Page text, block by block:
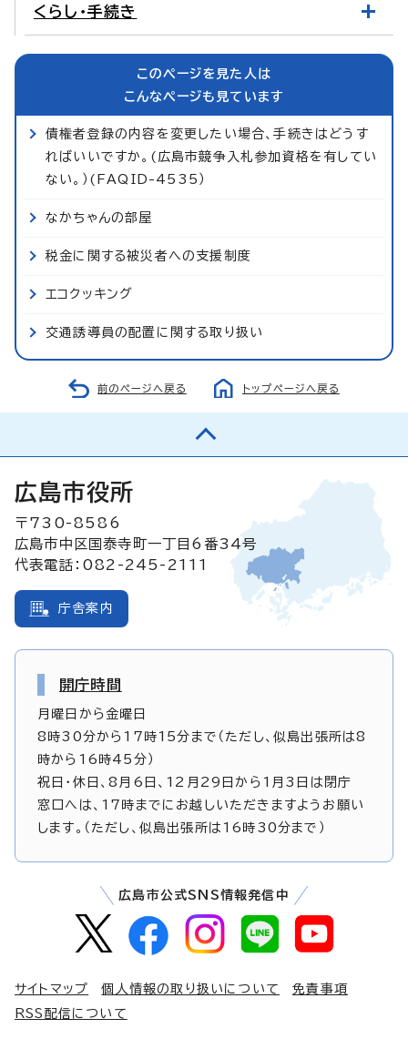
くらし・手続き
このページを見た人は
こんなページも見ています
債権者登録の内容を変更したい場合、手続きはどうす
ればいいですか。(広島市競争入札参加資格を有してい
ない。）(FAQID-4535）
なかちゃんの部屋
税金に関する被災者への支援制度
エコクッキング
交通誘導員の配置に関する取り扱い
前のページへ戻る トップページへ戻る
広島市役所
〒730-8586
広島市中区国泰寺町一丁目6番34号
代表電話：082-245-2111
庁舎案内
開庁時間
月曜日から金曜日
8時30分から17時15分まで（ただし、似島出張所は8
時から16時45分）
祝日・休日、8月6日、12月29日から1月3日は閉庁
窓口へは、17時までにお越しいただきますようお願い
します。（ただし、似島出張所は16時30分まで）
広島市公式SNS情報発信中
サイトマップ 個人情報の取り扱いについて
免責事項
RSS配信について